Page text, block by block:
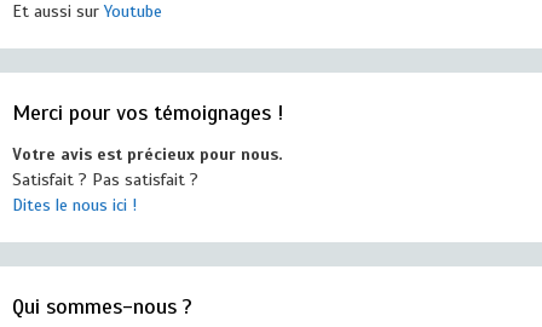
Et aussi surYoutube
Merci pour vos témoignages !
Votre avis est précieux pour nous.
Satisfait ? Pas satisfait ?
Dites le nous ici !
Qui sommes-nous ?